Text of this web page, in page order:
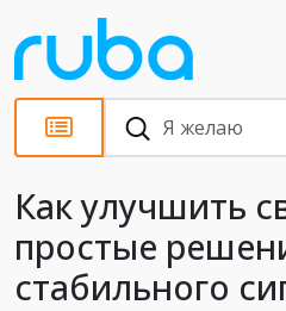
Статьи
Как улучшить
простые
стабильного